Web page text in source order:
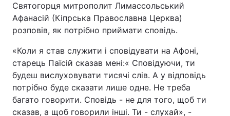
Головна Війна
Україна Політика
Економіка Світ
Святогорця митрополит Лимассольський
Афанасій (Кіпрська Православна Церква)
розповів, як потрібно приймати сповідь.
«Коли я став служити і сповідувати на Афоні,
старець Паїсій сказав мені:« Сповідуючи, ти
будеш вислуховувати тисячі слів. А у відповідь
потрібно буде сказати лише одне. Не треба
багато говорити. Сповідь - не для того, щоб ти
сказав, а щоб говорили інші. Ти - слухай», -